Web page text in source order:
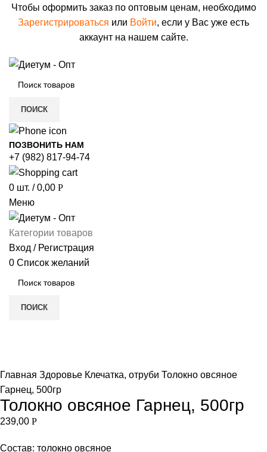
Чтобы оформить заказ по оптовым ценам, необходимо
Зарегистрироваться или Войти, если у Вас уже есть
аккаунт на нашем сайте.
ПОИСК
ПОЗВОНИТЬ НАМ
+7 (982) 817-94-74
0 шт. / 0,00 Р
Меню
Категории товаров
Вход / Регистрация
0 Список желаний
ПОИСК
Главная Здоровье Клечатка, отруби Толокно овсяное
Гарнец, 500гр
Толокно овсяное Гарнец, 500гр
239,00 Р
Состав: толокно овсяное